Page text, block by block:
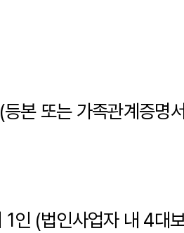
본 또는 가족관계증명
1인 (법인사업자 내 4대